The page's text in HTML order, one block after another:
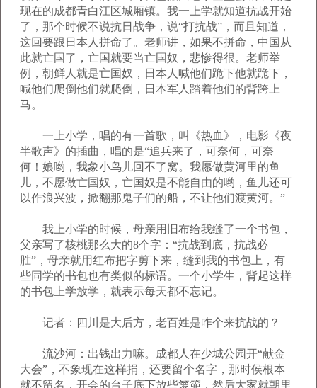
现在的成都青白江区城厢镇。我一上学就知道抗战开始
了，那个时候不说抗日战争，说“打抗战”，而且知道，
这回要跟日本人拼命了。老师讲，如果不拼命，中国从
此就亡国了，亡国就要当亡国奴，悲惨得很。老师举
例，朝鲜人就是亡国奴，日本人喊他们跪下他就跪下，
喊他们爬倒他们就爬倒，日本军人踏着他们的背跨上
马。
一上小学，唱的有一首歌，叫《热血》，电影《夜
半歌声》的插曲，唱的是“追兵来了，可奈何，可奈
何！娘哟，我象小鸟儿回不了窝。我愿做黄河里的鱼
儿，不愿做亡国奴，亡国奴是不能自由的哟，鱼儿还可
以作浪兴波，掀翻那鬼子们的船，不让他们渡黄河。”
我上小学的时候，母亲用旧布给我缝了一个书包，
父亲写了核桃那么大的8个字：“抗战到底，抗战必
胜”，母亲就用红布把字剪下来，缝到我的书包上，有
些同学的书包也有类似的标语。一个小学生，背起这样
的书包上学放学，就表示每天都不忘记。
记者：四川是大后方，老百姓是咋个来抗战的？
流沙河：出钱出力嘛。成都人在少城公园开“献金
大会”，不象现在这样捐，还要留个名字，那时侯根本
就不留名，开会的台子底下放些箩篼，然后大家就朝里